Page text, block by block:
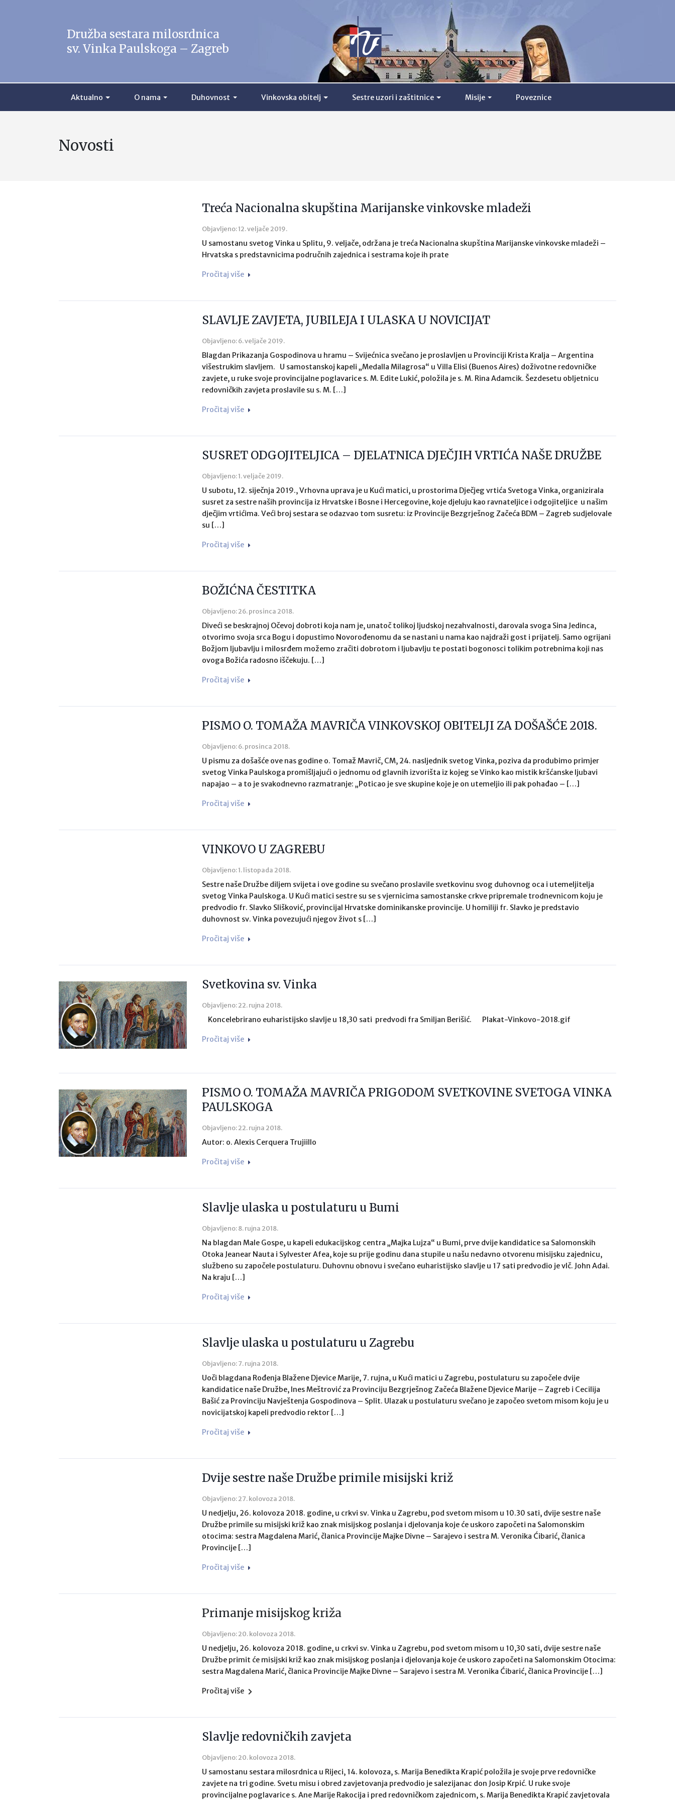
Družba sestara milosrdnica
sv. Vinka Paulskoga – Zagreb
Aktualno O nama Duhovnost Vinkovska obitelj Sestre uzori i zaštitnice Misije Poveznice
Novosti
Treća Nacionalna skupština Marijanske vinkovske mladeži
Objavljeno: 12. veljače 2019.
U samostanu svetog Vinka u Splitu, 9. veljače, održana je treća Nacionalna skupština Marijanske vinkovske mladeži –
Hrvatska s predstavnicima područnih zajednica i sestrama koje ih prate
Pročitaj više
SLAVLJE ZAVJETA, JUBILEJA I ULASKA U NOVICIJAT
Objavljeno: 6. veljače 2019.
Blagdan Prikazanja Gospodinova u hramu – Svijećnica svečano je proslavljen u Provinciji Krista Kralja – Argentina
višestrukim slavljem. U samostanskoj kapeli „Medalla Milagrosa“ u Villa Elisi (Buenos Aires) doživotne redovničke
zavjete, u ruke svoje provincijalne poglavarice s. M. Edite Lukić, položila je s. M. Rina Adamcik. Šezdesetu obljetnicu
redovničkih zavjeta proslavile su s. M. […]
Pročitaj više
SUSRET ODGOJITELJICA – DJELATNICA DJEČJIH VRTIĆA NAŠE DRUŽBE
Objavljeno: 1. veljače 2019.
U subotu, 12. siječnja 2019., Vrhovna uprava je u Kući matici, u prostorima Dječjeg vrtića Svetoga Vinka, organizirala
susret za sestre naših provincija iz Hrvatske i Bosne i Hercegovine, koje djeluju kao ravnateljice i odgojiteljice u našim
dječjim vrtićima. Veći broj sestara se odazvao tom susretu: iz Provincije Bezgrješnog Začeća BDM – Zagreb sudjelovale
su […]
Pročitaj više
BOŽIĆNA ČESTITKA
Objavljeno: 26. prosinca 2018.
Diveći se beskrajnoj Očevoj dobroti koja nam je, unatoč tolikoj ljudskoj nezahvalnosti, darovala svoga Sina Jedinca,
otvorimo svoja srca Bogu i dopustimo Novorođenomu da se nastani u nama kao najdraži gost i prijatelj. Samo ogrijani
Božjom ljubavlju i milosrđem možemo zračiti dobrotom i ljubavlju te postati bogonosci tolikim potrebnima koji nas
ovoga Božića radosno iščekuju. […]
Pročitaj više
PISMO O. TOMAŽA MAVRIČA VINKOVSKOJ OBITELJI ZA DOŠAŠĆE 2018.
Objavljeno: 6. prosinca 2018.
U pismu za došašće ove nas godine o. Tomaž Mavrič, CM, 24. nasljednik svetog Vinka, poziva da produbimo primjer
svetog Vinka Paulskoga promišljajući o jednomu od glavnih izvorišta iz kojeg se Vinko kao mistik kršćanske ljubavi
napajao – a to je svakodnevno razmatranje: „Poticao je sve skupine koje je on utemeljio ili pak pohađao – […]
Pročitaj više
VINKOVO U ZAGREBU
Objavljeno: 1. listopada 2018.
Sestre naše Družbe diljem svijeta i ove godine su svečano proslavile svetkovinu svog duhovnog oca i utemeljitelja
svetog Vinka Paulskoga. U Kući matici sestre su se s vjernicima samostanske crkve pripremale trodnevnicom koju je
predvodio fr. Slavko Slišković, provincijal Hrvatske dominikanske provincije. U homiliji fr. Slavko je predstavio
duhovnost sv. Vinka povezujući njegov život s […]
Pročitaj više
Svetkovina sv. Vinka
Objavljeno: 22. rujna 2018.
Koncelebrirano euharistijsko slavlje u 18,30 sati predvodi fra Smiljan Berišić. Plakat-Vinkovo-2018.gif
Pročitaj više
PISMO O. TOMAŽA MAVRIČA PRIGODOM SVETKOVINE SVETOGA VINKA
PAULSKOGA
Objavljeno: 22. rujna 2018.
Autor: o. Alexis Cerquera Trujiillo
Pročitaj više
Slavlje ulaska u postulaturu u Bumi
Objavljeno: 8. rujna 2018.
Na blagdan Male Gospe, u kapeli edukacijskog centra „Majka Lujza“ u Bumi, prve dvije kandidatice sa Salomonskih
Otoka Jeanear Nauta i Sylvester Afea, koje su prije godinu dana stupile u našu nedavno otvorenu misijsku zajednicu,
službeno su započele postulaturu. Duhovnu obnovu i svečano euharistijsko slavlje u 17 sati predvodio je vlč. John Adai.
Na kraju […]
Pročitaj više
Slavlje ulaska u postulaturu u Zagrebu
Objavljeno: 7. rujna 2018.
Uoči blagdana Rođenja Blažene Djevice Marije, 7. rujna, u Kući matici u Zagrebu, postulaturu su započele dvije
kandidatice naše Družbe, Ines Meštrović za Provinciju Bezgrješnog Začeća Blažene Djevice Marije – Zagreb i Cecilija
Bašić za Provinciju Navještenja Gospodinova – Split. Ulazak u postulaturu svečano je započeo svetom misom koju je u
novicijatskoj kapeli predvodio rektor […]
Pročitaj više
Dvije sestre naše Družbe primile misijski križ
Objavljeno: 27. kolovoza 2018.
U nedjelju, 26. kolovoza 2018. godine, u crkvi sv. Vinka u Zagrebu, pod svetom misom u 10.30 sati, dvije sestre naše
Družbe primile su misijski križ kao znak misijskog poslanja i djelovanja koje će uskoro započeti na Salomonskim
otocima: sestra Magdalena Marić, članica Provincije Majke Divne – Sarajevo i sestra M. Veronika Ćibarić, članica
Provincije […]
Pročitaj više
Primanje misijskog križa
Objavljeno: 20. kolovoza 2018.
U nedjelju, 26. kolovoza 2018. godine, u crkvi sv. Vinka u Zagrebu, pod svetom misom u 10,30 sati, dvije sestre naše
Družbe primit će misijski križ kao znak misijskog poslanja i djelovanja koje će uskoro započeti na Salomonskim Otocima:
sestra Magdalena Marić, članica Provincije Majke Divne – Sarajevo i sestra M. Veronika Ćibarić, članica Provincije […]
Pročitaj više
Slavlje redovničkih zavjeta
Objavljeno: 20. kolovoza 2018.
U samostanu sestara milosrdnica u Rijeci, 14. kolovoza, s. Marija Benedikta Krapić položila je svoje prve redovničke
zavjete na tri godine. Svetu misu i obred zavjetovanja predvodio je salezijanac don Josip Krpić. U ruke svoje
provincijalne poglavarice s. Ane Marije Rakocija i pred redovničkom zajednicom, s. Marija Benedikta Krapić zavjetovala